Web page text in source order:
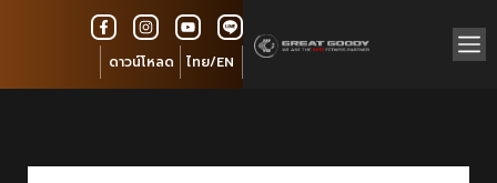
ดาวน์โหลด ไทย/EN